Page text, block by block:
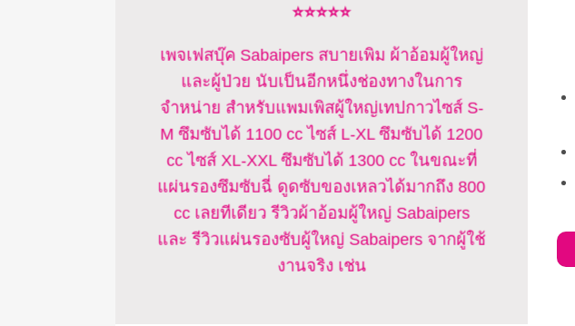
⭐⭐⭐⭐⭐
เพจเฟสบุ๊ค Sabaipers สบายเพิม ผ้าอ้อมผู้ใหญ่
และผู้ป่วย นับเป็นอีกหนึ่งช่องทางในการ
จำหน่าย สำหรับแพมเพิสผู้ใหญ่เทปกาวไซส์ S-
M ซึมซับได้ 1100 cc ไซส์ L-XL ซึมซับได้ 1200
cc ไซส์ XL-XXL ซึมซับได้ 1300 cc ในขณะที่
แผ่นรองซึมซับฉี่ ดูดซับของเหลวได้มากถึง 800
cc เลยทีเดียว รีวิวผ้าอ้อมผู้ใหญ่ Sabaipers
และ รีวิวแผ่นรองซับผู้ใหญ่ Sabaipers จากผู้ใช้
งานจริง เช่น